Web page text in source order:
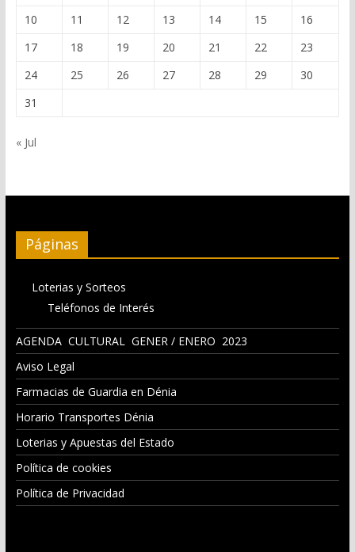
10
11 12 13 14 15
16
17
18 19 20 21 22
23
24
25 26 27 28 29
30
31
« Jul
Páginas
Loterias y Sorteos
Teléfonos de Interés
AGENDA CULTURAL GENER / ENERO 2023
Aviso Legal
Farmacias de Guardia en Dénia
Horario Transportes Dénia
Loterias y Apuestas del Estado
Política de cookies
Política de Privacidad